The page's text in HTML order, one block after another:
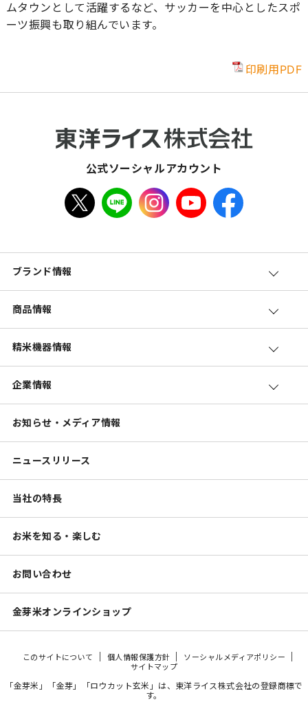
ムタウンとして活躍するなど、サッカーを中心としたスポ
ーツ振興も取り組んでいます。
印刷用PDF
公式ソーシャルアカウント
ブランド情報
商品情報
精米機器情報
企業情報
お知らせ・メディア情報
ニュースリリース
当社の特長
お米を知る・楽しむ
お問い合わせ
金芽米オンラインショップ
このサイトについて 個人情報保護方針
ソーシャルメディアポリシー
サイトマップ
「金芽米」「金芽」「ロウカット玄米」は、東洋ライス株式会社の登録商標で
す。